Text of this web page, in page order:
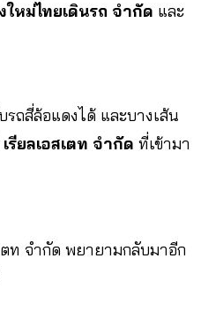
ใหม่ไทยเดินรถ จํากัด และ
ถสี่ล้อแดงได้ และบางเส้น
รียลเอสเตท จำกัด ที่เข้ามา
ตท จำกัด พยายามกลับมาอีก